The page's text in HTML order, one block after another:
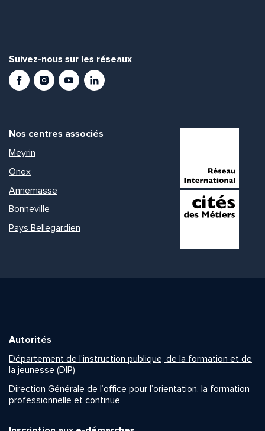
Suivez-nous sur les réseaux
FacebookInstagramYoutubeLinkedIn
Nos centres associés
Meyrin
Onex
Annemasse
Bonneville
Pays Bellegardien
Autorités
Département de l’instruction publique, de la formation et de
la jeunesse (DIP)
Direction Générale de l’office pour l’orientation, la formation
professionnelle et continue